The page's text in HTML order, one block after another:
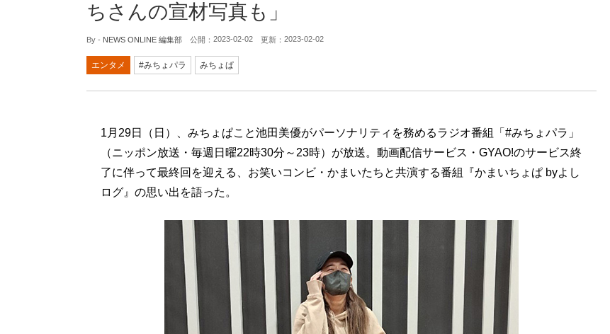
ちさんの宣材写真も」
By - NEWS ONLINE 編集部 公開： 2023-02-02 更新： 2023-02-02
エンタメ #みちょパラ みちょぱ
1月29日（日）、みちょぱこと池田美優がパーソナリティを務めるラジオ番組「#みちょパラ」
（ニッポン放送・毎週日曜22時30分～23時）が放送。動画配信サービス・GYAO!のサービス終
了に伴って最終回を迎える、お笑いコンビ・かまいたちと共演する番組『かまいちょぱ byよし
ログ』の思い出を語った。